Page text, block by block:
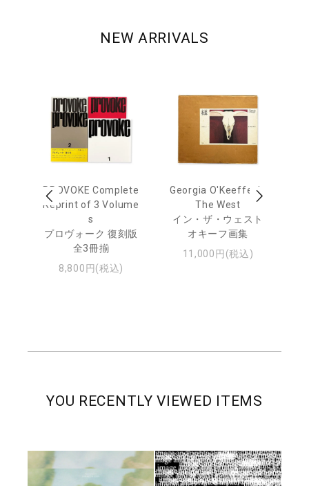
NEW ARRIVALS
PROVOKE Complete
Reprint of 3 Volume
s
プロヴォーク 復刻版
全3冊揃
8,800円(税込)
Georgia O'Keeffe: In
The West
イン・ザ・ウェスト
オキーフ画集
11,000円(税込)
YOU RECENTLY VIEWED ITEMS